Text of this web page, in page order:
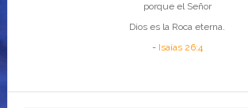
porque el Señor
Dios es la Roca eterna.
- Isaías 26:4